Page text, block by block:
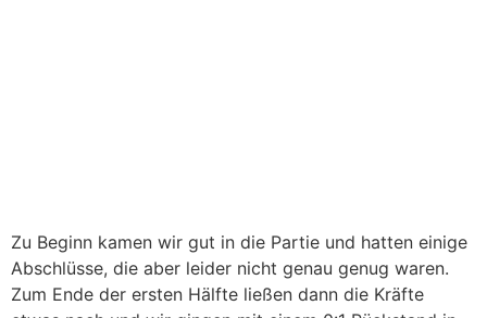
Zu Beginn kamen wir gut in die Partie und hatten einige
Abschlüsse, die aber leider nicht genau genug waren.
Zum Ende der ersten Hälfte ließen dann die Kräfte